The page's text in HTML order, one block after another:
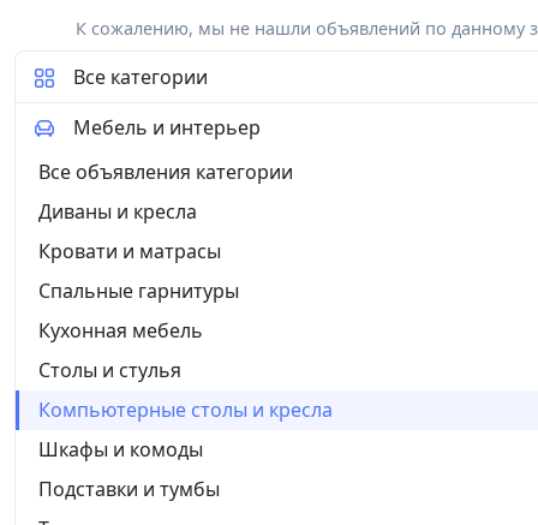
К сожалению, мы не нашли объявлений по данному
Все категории
Мебель и интерьер
Все объявления категории
Диваны и кресла
Кровати и матрасы
Спальные гарнитуры
Кухонная мебель
Столы и стулья
Компьютерные столы и кресла
Шкафы и комоды
Подставки и тумбы